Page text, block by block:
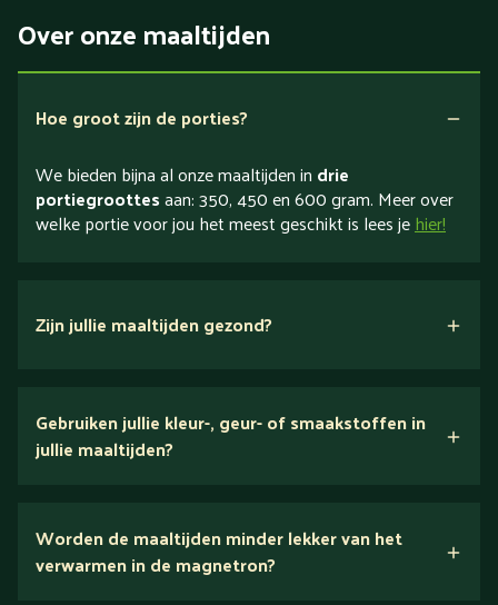
Over onze maaltijden
Hoe groot zijn de porties?
We bieden bijna al onze maaltijden in drie
portiegroottesaan: 350, 450 en 600 gram. Meer over
welke portie voor jou het meest geschikt is lees jehier!
Zijn jullie maaltijden gezond?
voedingsexperts
Gebruiken jullie kleur-, geur- of smaakstoffen in
jullie maaltijden?
Worden de maaltijden minder lekker van het
verwarmen in de magnetron?